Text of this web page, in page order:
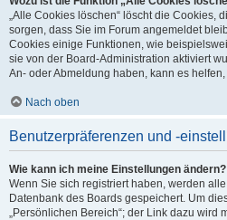
„Alle Cookies löschen“ löscht die Cookies,
sorgen, dass Sie im Forum angemeldet
Cookies einige Funktionen, wie
sie von der Board-Administration aktiviert
An- oder Abmeldung haben, kann es
Nach oben
Benutzerpräferenzen und -
Wie kann ich meine Einstellungen ändern?
Wenn Sie sich registriert haben, werden
Datenbank des Boards gespeichert. Um
„Persönlichen Bereich“; der Link dazu wird